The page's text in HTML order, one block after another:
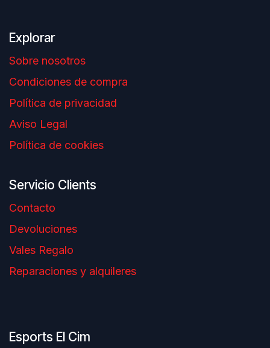
Explorar
Sobre nosotros
Condiciones de compra
Política de privacidad
Aviso Legal
Política de cookies
Servicio Clients
Contacto
Devoluciones
Vales Regalo
Reparaciones y alquileres
Esports El Cim